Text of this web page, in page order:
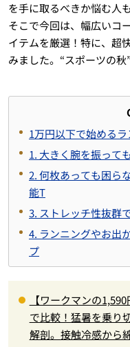
を手に取るべきか悩む人
そこで今回は、幅広いコ
イテムを厳選！特に、超
みました。“スポーツの秋
1万円以下で始める
1. 大きく腕を振って
2.何枚あっても困ら
能T
3. ストレッチ性抜群
4. ランニングやお出
プ
【ワークマンの
で比較！猛暑を乗り
解剖。接触冷感から